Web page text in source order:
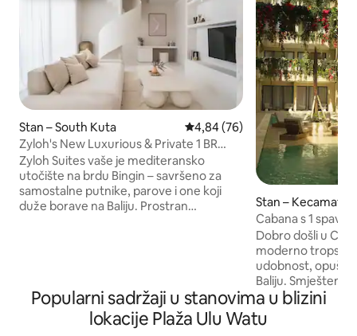
Stan – South Kuta Prosječna ocjena: 4,84/5,
4,84 (76)
Zyloh's New Luxurious & Private 1 BR
Suite, Bingin
Zyloh Suites vaše je mediteransko
utočište na brdu Bingin – savršeno za
samostalne putnike, parove i one koji
duže borave na Baliju. Prostran
u sklopu objekta. Popnite se spiralnim
stubištem do privatne spavaće sobe s
bračnim krevetom (King) i svog mirnog
Stan –
an
Cabana s 1
Lifestyle Resort u
Dobro došli u
moderno tropsko
udobnost,
Baliju. Smješten
Pecatua u blizini
lijepo uređene
Popularni sadržaji u stanovima u blizini
lokacije Plaža Ulu Watu